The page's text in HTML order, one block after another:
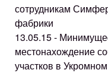
сотрудникам
фабрики
13.05.15 -
местонахождение
участков в Укромном